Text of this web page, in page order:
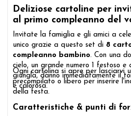
Deliziose cartoline per
al primo compleanno del
Invitate la famiglia e gli amici a
unico grazie a questo set di 8
compleanno bambino. Con una
cielo, un grande numero 1 festoso
giungla, danno immediatamente il
e calorosa.
Ogni cartolina si apre per lasciarvi
precompilato o libero per inserire
della festa.
Caratteristiche & punti di